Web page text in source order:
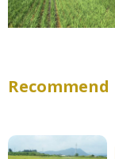
Recommend